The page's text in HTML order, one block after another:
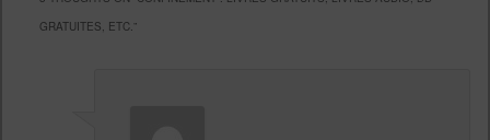
GRATUITES, ETC.”